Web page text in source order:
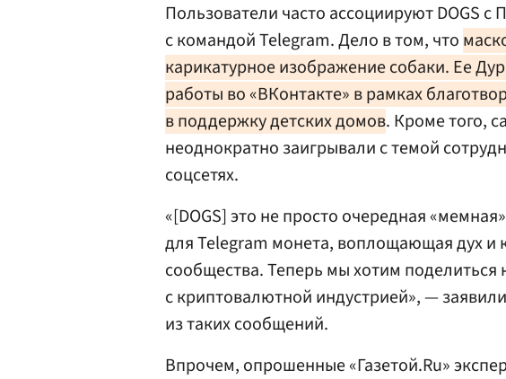
Пользователи часто ассоциируют DOGS
с командой Telegram. Дело в том, что
карикатурное изображение собаки. Ее
работы во «ВКонтакте» в рамках
в поддержку детских домов. Кроме того,
неоднократно заигрывали с темой
соцсетях.
«[DOGS] это не просто очередная
для Telegram монета, воплощающая дух и
сообщества. Теперь мы хотим поделиться
с криптовалютной индустрией», —
из таких сообщений.
Впрочем, опрошенные «Газетой.Ru»